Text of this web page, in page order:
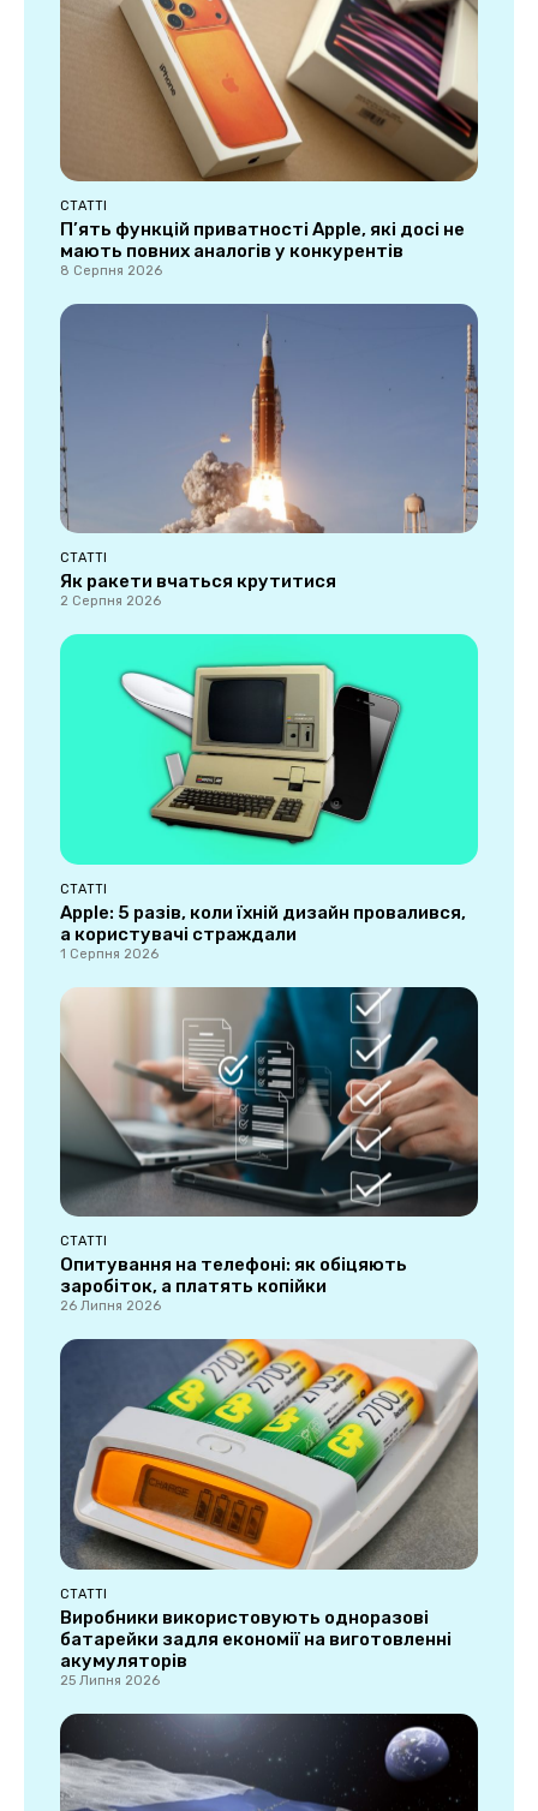
СТАТТІ
П’ять функцій приватності Apple, які досі не
мають повних аналогів у конкурентів
8 Серпня 2026
СТАТТІ
Як ракети вчаться крутитися
2 Серпня 2026
СТАТТІ
Apple: 5 разів, коли їхній дизайн провалився,
а користувачі страждали
1 Серпня 2026
СТАТТІ
Опитування на телефоні: як обіцяють
заробіток, а платять копійки
26 Липня 2026
СТАТТІ
Виробники використовують одноразові
батарейки задля економії на виготовленні
акумуляторів
25 Липня 2026